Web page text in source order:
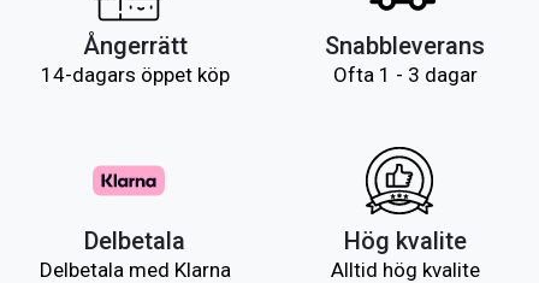
Ångerrätt
14-dagars öppet köp
Snabbleverans
Ofta 1 - 3 dagar
Delbetala
Delbetala med Klarna
Hög kvalite
Alltid hög kvalite